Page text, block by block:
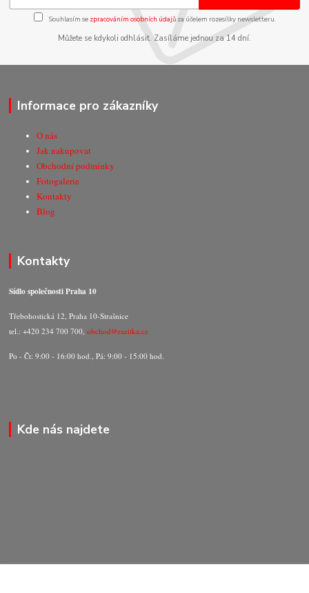
Souhlasím se zpracováním osobních údajůza účelem rozesílky newsletteru.
Můžete se kdykoli odhlásit. Zasíláme jednou za 14 dní.
Informace pro zákazníky
O nás
Jak nakupovat
Obchodní podmínky
Fotogalerie
Kontakty
Blog
Kontakty
Sídlo společnosti Praha 10
Třebohostická 12, Praha 10-Strašnice
tel.: +420 234 700 700,obchod@razitka.cz
Po - Čt: 9:00 - 16:00 hod., Pá: 9:00 - 15:00 hod.
Kde nás najdete